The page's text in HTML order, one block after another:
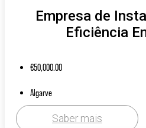
Empresa de
Eficiência
€50,000.00
Algarve
Saber mais